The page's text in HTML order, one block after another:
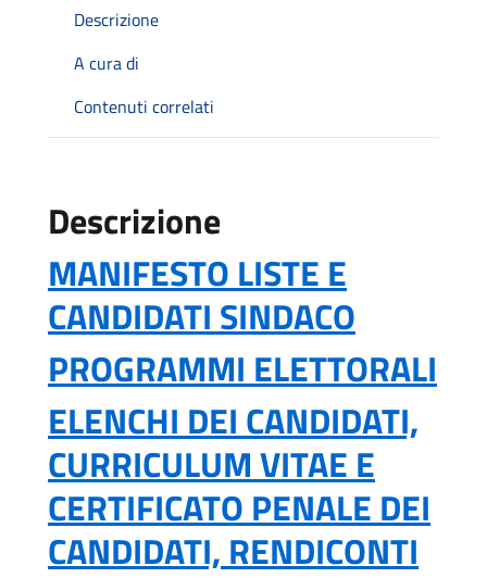
Descrizione
A cura di
Contenuti correlati
Descrizione
MANIFESTO LISTE E
CANDIDATI SINDACO
PROGRAMMI ELETTORALI
ELENCHI DEI CANDIDATI,
CURRICULUM VITAE E
CERTIFICATO PENALE DEI
CANDIDATI, RENDICONTI